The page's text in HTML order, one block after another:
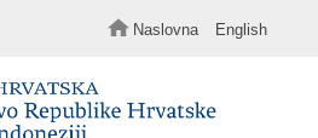
Naslovna English